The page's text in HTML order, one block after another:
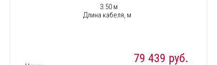
3.50 м
Длина кабеля, м
79 439 руб.